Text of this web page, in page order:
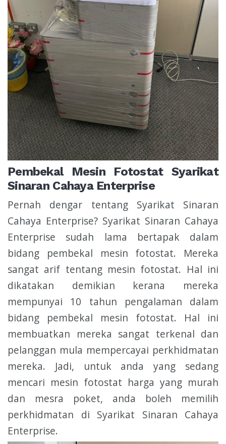
Pembekal Mesin Fotostat Syarikat
Sinaran Cahaya Enterprise
Pernah dengar tentang Syarikat Sinaran
Cahaya Enterprise? Syarikat Sinaran Cahaya
Enterprise sudah lama bertapak dalam
bidang pembekal mesin fotostat. Mereka
sangat arif tentang mesin fotostat. Hal ini
dikatakan demikian kerana mereka
mempunyai 10 tahun pengalaman dalam
bidang pembekal mesin fotostat. Hal ini
membuatkan mereka sangat terkenal dan
pelanggan mula mempercayai perkhidmatan
mereka. Jadi, untuk anda yang sedang
mencari mesin fotostat harga yang murah
dan mesra poket, anda boleh memilih
perkhidmatan di Syarikat Sinaran Cahaya
Enterprise.